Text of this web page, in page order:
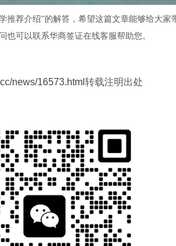
荐介绍”的解答，希望这篇文章能够给大家
可以联系华商签证在线客服帮助您。
news/16573.html 转载注明出处